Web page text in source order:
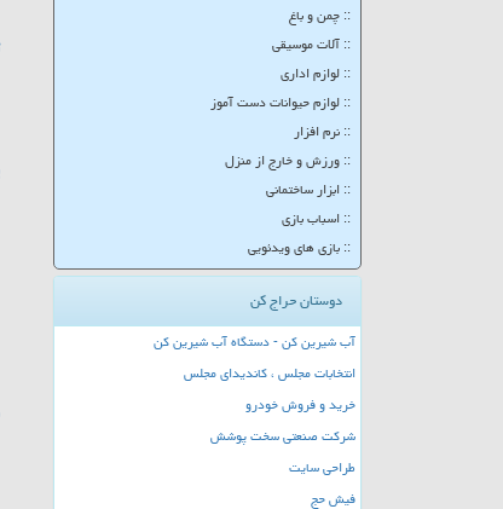
:: چمن و باغ
:: آلات موسیقی
:: لوازم اداری
:: لوازم حیوانات دست آموز
:: نرم افزار
:: ورزش و خارج از منزل
:: ابزار ساختمانی
:: اسباب بازی
:: بازی های ویدئویی
دوستان حراج کن
آب شیرین کن - دستگاه آب شیرین کن
انتخابات مجلس ، کاندیدای مجلس
خرید و فروش خودرو
شرکت صنعتی سخت پوشش
طراحی سایت
فیش حج